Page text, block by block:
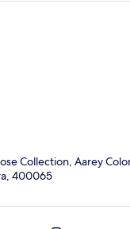
Collection, Aarey
400065